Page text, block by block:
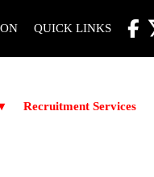
QUICK LINKS 
Recruitment Services